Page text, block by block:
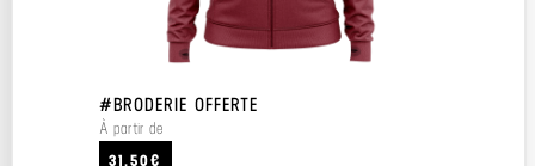
#BRODERIE OFFERTE
À partir de
31.50€